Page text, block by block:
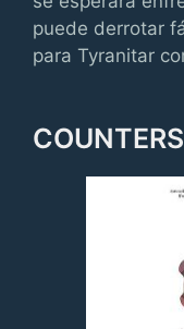
puede derrotar
para Tyranitar